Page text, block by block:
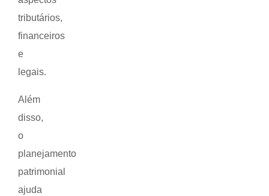
tributários,
financeiros
e
legais.
Além
disso,
o
planejamento
patrimonial
ajuda